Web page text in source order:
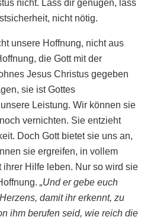
nicht. Lass dir genügen, lass
nicht nötig.
unsere Hoffnung, nicht aus
die Gott mit der
Jesus Christus gegeben
sie ist Gottes
Leistung. Wir können sie
vernichten. Sie entzieht
Doch Gott bietet sie uns an,
sie ergreifen, in vollem
ihrer Hilfe leben. Nur so wird sie
„Und er gebe euch
damit ihr erkennt, zu
ihm berufen seid, wie reich die